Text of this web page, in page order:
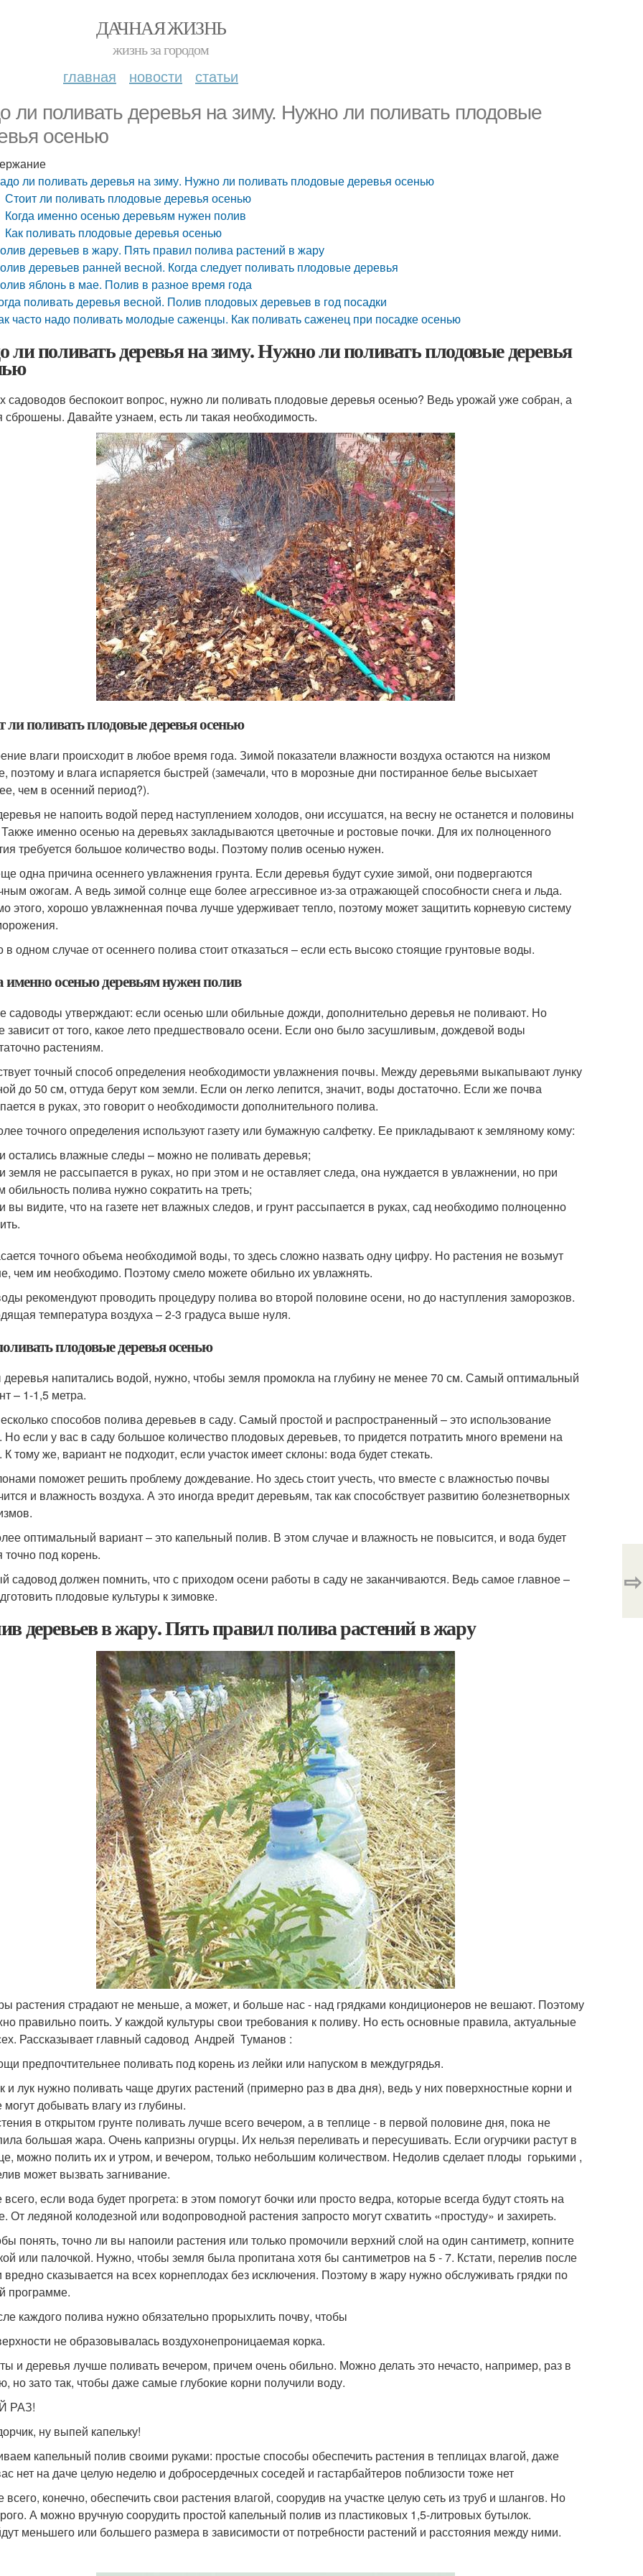
ДАЧНАЯ ЖИЗНЬ
жизнь за городом
главная новости статьи
ли поливать деревья на зиму. Нужно ли поливать плодовые
осенью
ли поливать деревья на зиму. Нужно ли поливать плодовые деревья осенью
Стоит ли поливать плодовые деревья осенью
Когда именно осенью деревьям нужен полив
Как поливать плодовые деревья осенью
деревьев в жару. Пять правил полива растений в жару
деревьев ранней весной. Когда следует поливать плодовые деревья
яблонь в мае. Полив в разное время года
поливать деревья весной. Полив плодовых деревьев в год посадки
часто надо поливать молодые саженцы. Как поливать саженец при посадке осенью
ли поливать деревья на зиму. Нужно ли поливать плодовые деревья
садоводов беспокоит вопрос, нужно ли поливать плодовые деревья осенью? Ведь урожай уже собран, а
сброшены. Давайте узнаем, есть ли такая необходимость.
ли поливать плодовые деревья осенью
влаги происходит в любое время года. Зимой показатели влажности воздуха остаются на низком
поэтому и влага испаряется быстрей (замечали, что в морозные дни постиранное белье высыхает
чем в осенний период?).
не напоить водой перед наступлением холодов, они иссушатся, на весну не останется и половины
Также именно осенью на деревьях закладываются цветочные и ростовые почки. Для их полноценного
требуется большое количество воды. Поэтому полив осенью нужен.
одна причина осеннего увлажнения грунта. Если деревья будут сухие зимой, они подвергаются
ожогам. А ведь зимой солнце еще более агрессивное из-за отражающей способности снега и льда.
этого, хорошо увлажненная почва лучше удерживает тепло, поэтому может защитить корневую систему
в одном случае от осеннего полива стоит отказаться – если есть высоко стоящие грунтовые воды.
именно осенью деревьям нужен полив
садоводы утверждают: если осенью шли обильные дожди, дополнительно деревья не поливают. Но
зависит от того, какое лето предшествовало осени. Если оно было засушливым, дождевой воды
растениям.
точный способ определения необходимости увлажнения почвы. Между деревьями выкапывают лунку
до 50 см, оттуда берут ком земли. Если он легко лепится, значит, воды достаточно. Если же почва
в руках, это говорит о необходимости дополнительного полива.
точного определения используют газету или бумажную салфетку. Ее прикладывают к земляному кому:
остались влажные следы – можно не поливать деревья;
земля не рассыпается в руках, но при этом и не оставляет следа, она нуждается в увлажнении, но при
обильность полива нужно сократить на треть;
вы видите, что на газете нет влажных следов, и грунт рассыпается в руках, сад необходимо полноценно
точного объема необходимой воды, то здесь сложно назвать одну цифру. Но растения не возьмут
чем им необходимо. Поэтому смело можете обильно их увлажнять.
рекомендуют проводить процедуру полива во второй половине осени, но до наступления заморозков.
температура воздуха – 2-3 градуса выше нуля.
плодовые деревья осенью
напитались водой, нужно, чтобы земля промокла на глубину не менее 70 см. Самый оптимальный
– 1-1,5 метра.
способов полива деревьев в саду. Самый простой и распространенный – это использование
Но если у вас в саду большое количество плодовых деревьев, то придется потратить много времени на
К тому же, вариант не подходит, если участок имеет склоны: вода будет стекать.
поможет решить проблему дождевание. Но здесь стоит учесть, что вместе с влажностью почвы
и влажность воздуха. А это иногда вредит деревьям, так как способствует развитию болезнетворных
оптимальный вариант – это капельный полив. В этом случае и влажность не повысится, и вода будет
точно под корень.
садовод должен помнить, что с приходом осени работы в саду не заканчиваются. Ведь самое главное –
плодовые культуры к зимовке.
деревьев в жару. Пять правил полива растений в жару
растения страдают не меньше, а может, и больше нас - над грядками кондиционеров не вешают. Поэтому
правильно поить. У каждой культуры свои требования к поливу. Но есть основные правила, актуальные
Рассказывает главный садовод Андрей Туманов :
предпочтительнее поливать под корень из лейки или напуском в междугрядья.
и лук нужно поливать чаще других растений (примерно раз в два дня), ведь у них поверхностные корни и
могут добывать влагу из глубины.
в открытом грунте поливать лучше всего вечером, а в теплице - в первой половине дня, пока не
большая жара. Очень капризны огурцы. Их нельзя переливать и пересушивать. Если огурчики растут в
можно полить их и утром, и вечером, только небольшим количеством. Недолив сделает плоды горькими ,
может вызвать загнивание.
если вода будет прогрета: в этом помогут бочки или просто ведра, которые всегда будут стоять на
От ледяной колодезной или водопроводной растения запросто могут схватить «простуду» и захиреть.
понять, точно ли вы напоили растения или только промочили верхний слой на один сантиметр, копните
или палочкой. Нужно, чтобы земля была пропитана хотя бы сантиметров на 5 - 7. Кстати, перелив после
вредно сказывается на всех корнеплодах без исключения. Поэтому в жару нужно обслуживать грядки по
программе.
каждого полива нужно обязательно прорыхлить почву, чтобы
не образовывалась воздухонепроницаемая корка.
и деревья лучше поливать вечером, причем очень обильно. Можно делать это нечасто, например, раз в
но зато так, чтобы даже самые глубокие корни получили воду.
РАЗ!
ну выпей капельку!
капельный полив своими руками: простые способы обеспечить растения в теплицах влагой, даже
нет на даче целую неделю и добросердечных соседей и гастарбайтеров поблизости тоже нет
конечно, обеспечить свои растения влагой, соорудив на участке целую сеть из труб и шлангов. Но
А можно вручную соорудить простой капельный полив из пластиковых 1,5-литровых бутылок.
меньшего или большего размера в зависимости от потребности растений и расстояния между ними.
⇨